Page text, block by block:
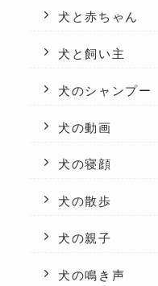
犬と赤ちゃん
犬と飼い主
犬のシャンプー
犬の動画
犬の寝顔
犬の散歩
犬の親子
犬の鳴き声